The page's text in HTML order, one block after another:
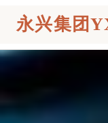
永兴集团